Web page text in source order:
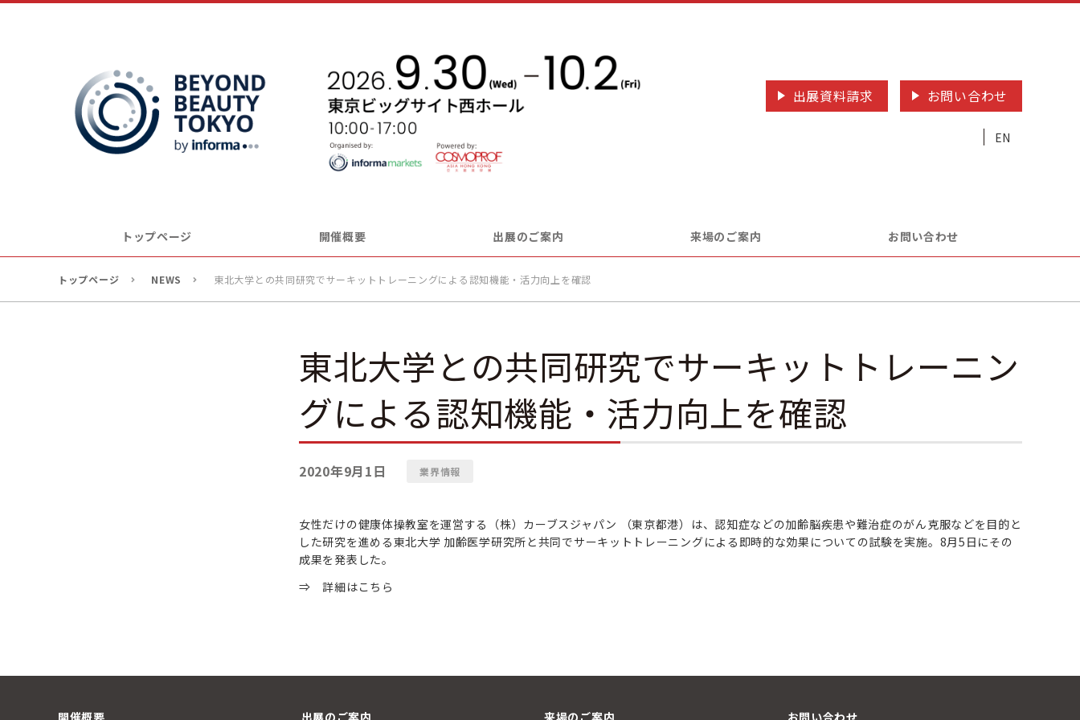
出展資料請求 お問い合わせ
EN
トップページ 開催概要 出展のご案内 来場のご案内 お問い合わせ
トップページ NEWS 東北大学との共同研究でサーキットトレーニングによる認知機能・活力向上を確認
東北大学との共同研究でサーキットトレーニン
グによる認知機能・活力向上を確認
2020年9月1日 業界情報
女性だけの健康体操教室を運営する（株）カーブスジャパン （東京都港）は、認知症などの加齢脳疾患や難治症のがん克服などを目的と
した研究を進める東北大学 加齢医学研究所と共同でサーキットトレーニングによる即時的な効果についての試験を実施。8月5日にその
成果を発表した。
⇒詳細はこちら
開催概要 出展のご案内 来場のご案内 お問い合わせ